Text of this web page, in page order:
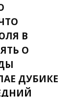
В
О
ДУБИКЕ